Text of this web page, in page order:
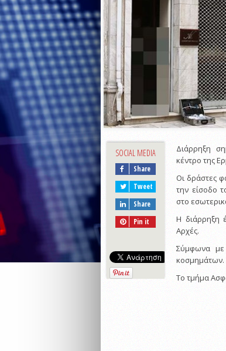
SOCIAL MEDIA
Share
Tweet
Share
Pin it
Διάρρηξη
κέντρο της
Οι δράστες
την είσοδο
στο
Η διάρρηξη
Αρχές.
Σύμφωνα με
κοσμημάτων.
Το τμήμα